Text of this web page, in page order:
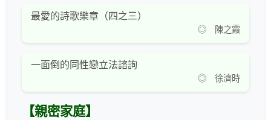
最愛的詩歌樂章（四之三）
◎ 陳之霞
一面倒的同性戀立法諮詢
◎ 徐濟時
【親密家庭】